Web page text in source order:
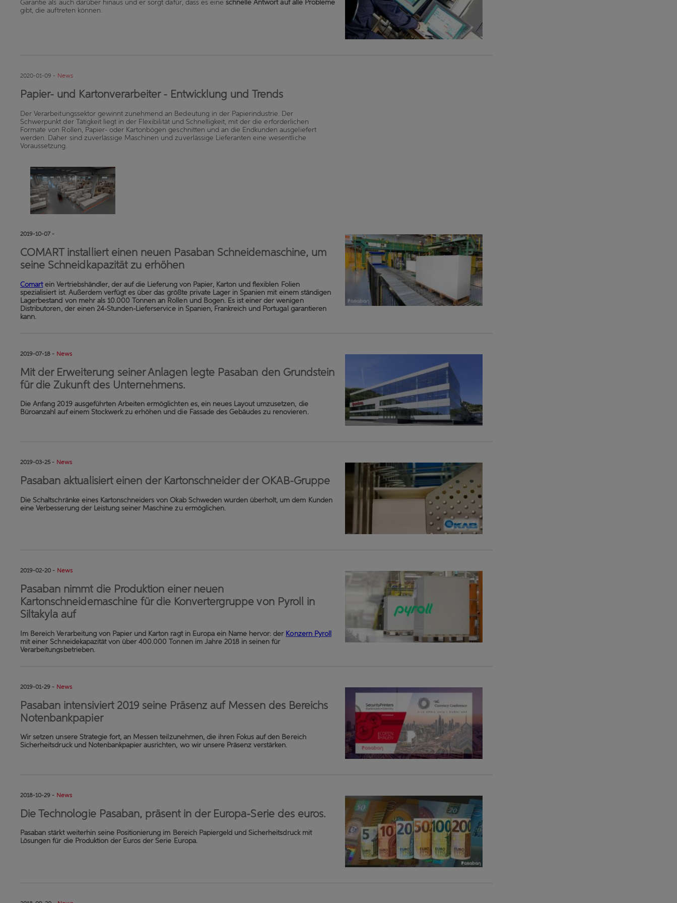
Garantie als auch darüber hinaus und er sorgt dafür, dass es eineschnelle Antwort auf alle Probleme
gibt, die auftreten können.
2020-01-09 - News
Papier- und Kartonverarbeiter - Entwicklung und Trends
Der Verarbeitungssektor gewinnt zunehmend an Bedeutung in der Papierindustrie. Der
Schwerpunkt der Tätigkeit liegt in der Flexibilität und Schnelligkeit, mit der die erforderlichen
Formate von Rollen, Papier- oder Kartonbögen geschnitten und an die Endkunden ausgeliefert
werden. Daher sind zuverlässige Maschinen und zuverlässige Lieferanten eine wesentliche
Voraussetzung.
2019-10-07 -
COMART installiert einen neuen Pasaban Schneidemaschine, um
seine Schneidkapazität zu erhöhen
Comartein Vertriebshändler, der auf die Lieferung von Papier, Karton und flexiblen Folien
spezialisiert ist. Außerdem verfügt es über das größte private Lager in Spanien mit einem ständigen
Lagerbestand von mehr als 10.000 Tonnen an Rollen und Bogen. Es ist einer der wenigen
Distributoren, der einen 24-Stunden-Lieferservice in Spanien, Frankreich und Portugal garantieren
kann.
2019-07-18 - News
Mit der Erweiterung seiner Anlagen legte Pasaban den Grundstein
für die Zukunft des Unternehmens.
Die Anfang 2019 ausgeführten Arbeiten ermöglichten es, ein neues Layout umzusetzen, die
Büroanzahl auf einem Stockwerk zu erhöhen und die Fassade des Gebäudes zu renovieren.
2019-03-25 - News
Pasaban aktualisiert einen der Kartonschneider der OKAB-Gruppe
Die Schaltschränke eines Kartonschneiders von Okab Schweden wurden überholt, um dem Kunden
eine Verbesserung der Leistung seiner Maschine zu ermöglichen.
2019-02-20 - News
Pasaban nimmt die Produktion einer neuen
Kartonschneidemaschine für die Konvertergruppe von Pyroll in
Siltakyla auf
Im Bereich Verarbeitung von Papier und Karton ragt in Europa ein Name hervor: der Konzern Pyroll
mit einer Schneidekapazität von über 400.000 Tonnen im Jahre 2018 in seinen für
Verarbeitungsbetrieben.
2019-01-29 - News
Pasaban intensiviert 2019 seine Präsenz auf Messen des Bereichs
Notenbankpapier
Wir setzen unsere Strategie fort, an Messen teilzunehmen, die ihren Fokus auf den Bereich
Sicherheitsdruck und Notenbankpapier ausrichten, wo wir unsere Präsenz verstärken.
2018-10-29 - News
Die Technologie Pasaban, präsent in der Europa-Serie des euros.
Pasaban stärkt weiterhin seine Positionierung im Bereich Papiergeld und Sicherheitsdruck mit
Lösungen für die Produktion der Euros der Serie Europa.